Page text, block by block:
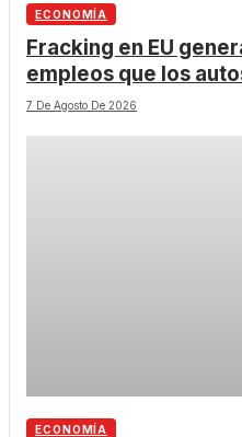
ECONOMÍA
Fracking en EU
empleos que los
7 De Agosto De 2026
ECONOMÍA